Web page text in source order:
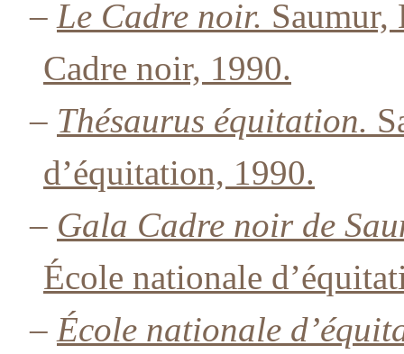
– Le Cadre noir. Saumur,
Cadre noir, 1990.
– Thésaurus équitation.
d’équitation, 1990.
– Gala Cadre noir de
École nationale
– École nationale